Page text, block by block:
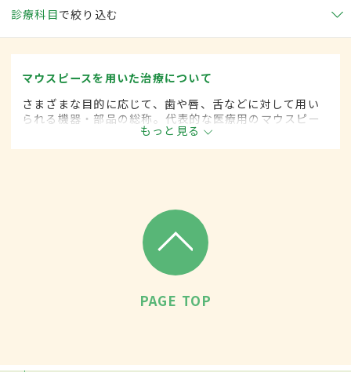
診療科目で絞り込む
マウスピースを用いた治療について
さまざまな目的に応じて、歯や唇、舌などに対して用い
られる機器・部品の総称。代表的な医療用のマウスピー
スは、いびきや歯ぎしりを減らす目的で用いられる。歯
列矯正の治療に用いられるものもある。
もっと見る
PAGE TOP